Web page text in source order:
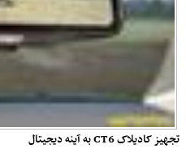
تجهیز کادیلاک CT6 به آینه دیجیتال